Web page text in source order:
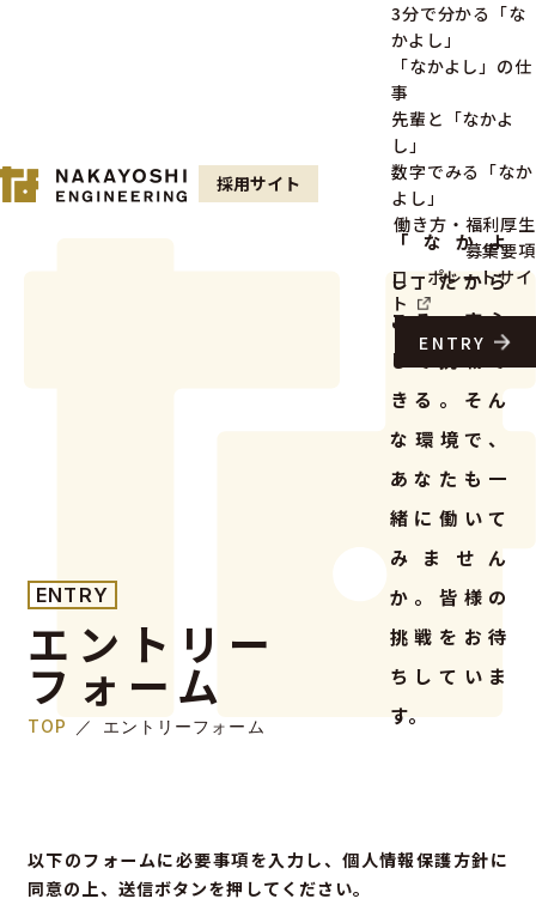
採用サイト
3分で分かる「な
かよし」
「なかよし」の仕
事
先輩と「なかよ
し」
数字でみる「なか
よし」
働き方・福利厚生
募集要項
コーポレートサイ
ト
ENTRY
ENTRY
エントリー
フォーム
TOP エントリーフォーム
「なかよ
し」だから
こそ、安心
して挑戦で
きる。そん
な環境で、
あなたも一
緒に働いて
みません
か。皆様の
挑戦をお待
ちしていま
す。
以下のフォームに必要事項を入力し、個人情報保護方針に
同意の上、送信ボタンを押してください。